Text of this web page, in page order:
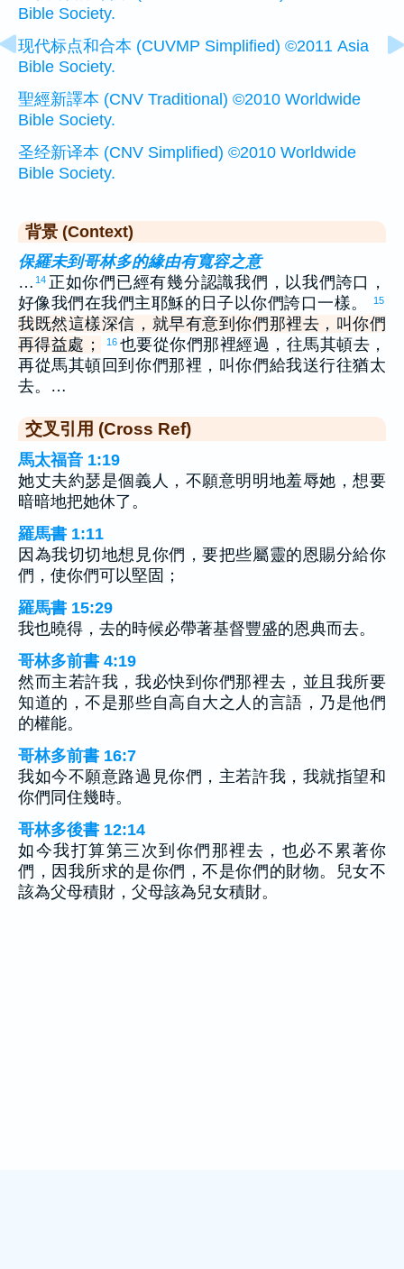
Bible Society.
现代标点和合本 (CUVMP Simplified) ©2011 Asia
Bible Society.
聖經新譯本 (CNV Traditional) ©2010 Worldwide
Bible Society.
圣经新译本 (CNV Simplified) ©2010 Worldwide
Bible Society.
背景 (Context)
保羅未到哥林多的緣由有寬容之意
… 14 正如你們已經有幾分認識我們，以我們誇口，
好像我們在我們主耶穌的日子以你們誇口一樣。
15
我既然這樣深信，就早有意到你們那裡去，叫你們
再得益處；
16 也要從你們那裡經過，往馬其頓去，
再從馬其頓回到你們那裡，叫你們給我送行往猶太
去。…
交叉引用 (Cross Ref)
馬太福音 1:19
她丈夫約瑟是個義人，不願意明明地羞辱她，想要
暗暗地把她休了。
羅馬書 1:11
因為我切切地想見你們，要把些屬靈的恩賜分給你
們，使你們可以堅固；
羅馬書 15:29
我也曉得，去的時候必帶著基督豐盛的恩典而去。
哥林多前書 4:19
然而主若許我，我必快到你們那裡去，並且我所要
知道的，不是那些自高自大之人的言語，乃是他們
的權能。
哥林多前書 16:7
我如今不願意路過見你們，主若許我，我就指望和
你們同住幾時。
哥林多後書 12:14
如今我打算第三次到你們那裡去，也必不累著你
們，因我所求的是你們，不是你們的財物。兒女不
該為父母積財，父母該為兒女積財。